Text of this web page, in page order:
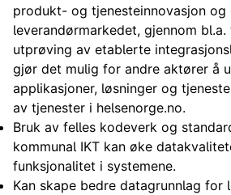
produkt- og tjenesteinnovasjon og
leverandørmarkedet, gjennom
utprøving av etablerte
gjør det mulig for andre aktører å
applikasjoner, løsninger og
av tjenester i helsenorge.no.
Bruk av felles kodeverk og
kommunal IKT kan øke
funksjonalitet i systemene.
Kan skape bedre datagrunnlag for